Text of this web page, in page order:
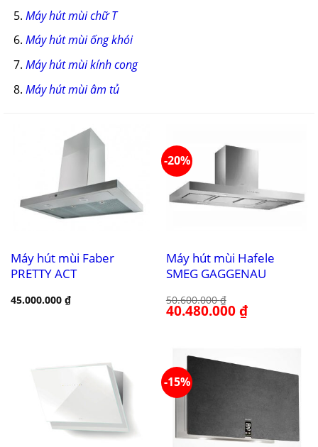
Máy hút mùi chữ T
Máy hút mùi ống khói
Máy hút mùi kính cong
Máy hút mùi âm tủ
Máy hút mùi Faber
PRETTY ACT
45.000.000 ₫
-20%
Máy hút mùi Hafele
SMEG GAGGENAU
50.600.000₫
Giá
gốc
40.480.000₫Giá
hiện
-15%